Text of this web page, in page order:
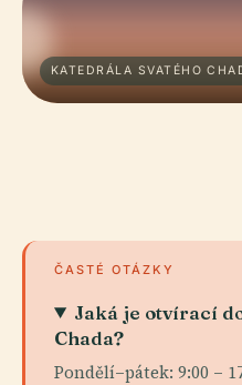
KATEDRÁLA SVATÉHO
ČASTÉ OTÁZKY
Jaká je otvírací
Chada?
Pondělí–pátek: 9:00 –